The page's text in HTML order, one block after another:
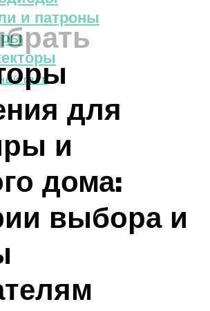
и патроны
СВЕТ
для
и
дома:
выбора и